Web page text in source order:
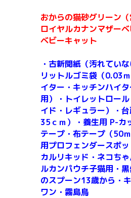
おからの猫砂グリーン
ロイヤルカナンマザーベ
ベビーキャット
・古新聞紙（汚れてい
リットルゴミ袋（0.03
イター・キッチンハイ
用）・トイレットロー
イド・レギュラー）・
35ｃｍ）・ 養生用 P-カ
テープ・布テープ（50
用プロフェンダースポ
カルリキッド・ネコち
ルカンパウチ子猫用・
のスプーン13歳から・
ワン・霧島鳥